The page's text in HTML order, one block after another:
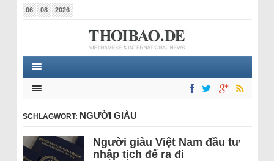
06 08 2026
SCHLAGWORT: NGƯỜI GIÀU
Người giàu Việt Nam đầu tư
nhập tịch để ra đi